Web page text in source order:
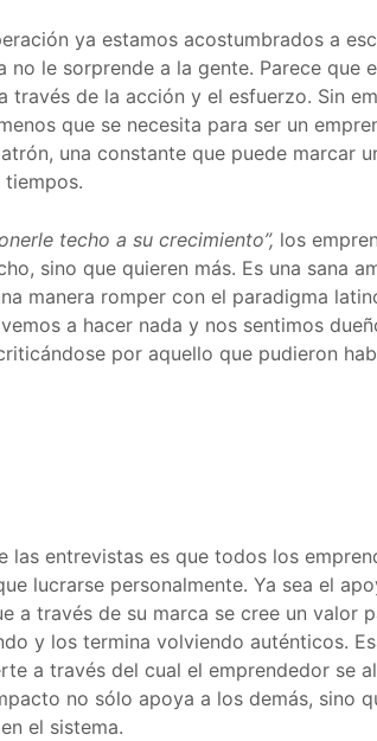
ya estamos acostumbrados a
le sorprende a la gente. Parece
través de la acción y el esfuerzo. Sin
que se necesita para ser un
una constante que puede marcar
techo a su crecimiento”, los
sino que quieren más. Es una
manera romper con el paradigma
a hacer nada y nos sentimos
por aquello que pudieron
entrevistas es que todos los
lucrarse personalmente. Ya sea el
a través de su marca se cree un
y los termina volviendo auténticos.
a través del cual el emprendedor se
no sólo apoya a los demás, sino
el sistema.